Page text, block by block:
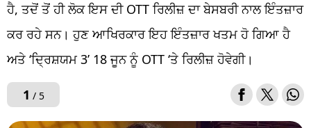
ਹੈ, ਤਦੋਂ ਤੋਂ ਹੀ ਲੋਕ ਇਸ ਦੀ OTT ਰਿਲੀਜ਼ ਦਾ ਬੇਸਬਰੀ ਨਾਲ ਇੰਤਜ਼ਾਰ
ਕਰ ਰਹੇ ਸਨ। ਹੁਣ ਆਖਿਰਕਾਰ ਇਹ ਇੰਤਜ਼ਾਰ ਖਤਮ ਹੋ ਗਿਆ ਹੈ
ਅਤੇ ‘ਦ੍ਰਿਸ਼ਯਮ 3’ 18 ਜੂਨ ਨੂੰ OTT ‘ਤੇ ਰਿਲੀਜ਼ ਹੋਵੇਗੀ।
1 / 5